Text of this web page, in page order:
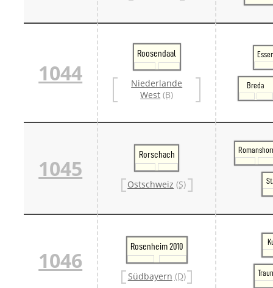
1044
Roosendaal
Niederlande
West (B)
Breda
1045
Rorschach
Ostschweiz (S)
1046
Rosenheim 2010
Südbayern (D)